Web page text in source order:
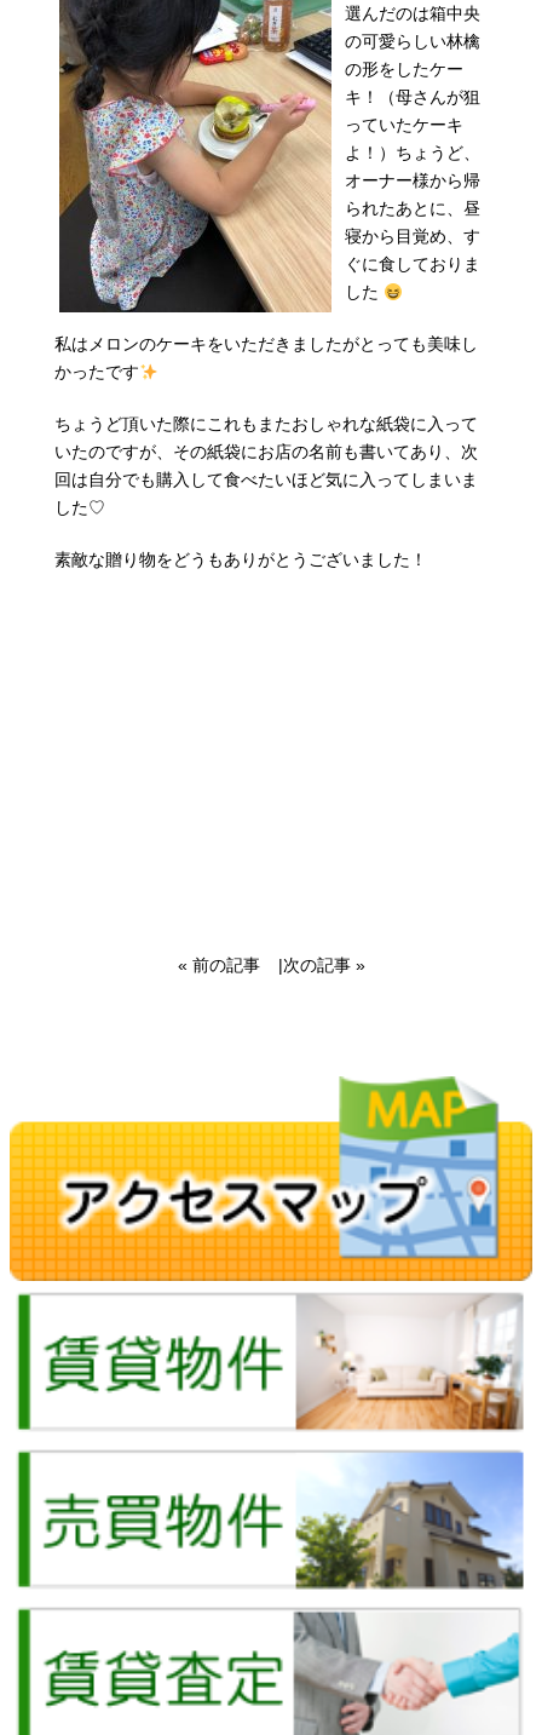
選んだのは箱中央
の可愛らしい林檎
の形をしたケー
キ！（母さんが狙
っていたケーキ
よ！）ちょうど、
オーナー様から帰
られたあとに、昼
寝から目覚め、す
ぐに食しておりま
した
私はメロンのケーキをいただきましたがとっても美味し
かったです
ちょうど頂いた際にこれもまたおしゃれな紙袋に入って
いたのですが、その紙袋にお店の名前も書いてあり、次
回は自分でも購入して食べたいほど気に入ってしまいま
した♡
素敵な贈り物をどうもありがとうございました！
« 前の記事 |次の記事 »